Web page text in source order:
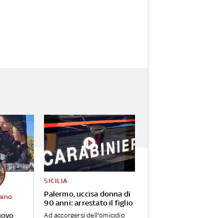
Palermo, uccisa donna di
90 anni: arrestato il figlio
SICILIA
Ad accorgersi dell'omicidio